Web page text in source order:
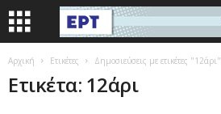
Αρχική Ετικέτες Δημοσιεύσεις με ετικέτες "12άρι"
Ετικέτα: 12άρι